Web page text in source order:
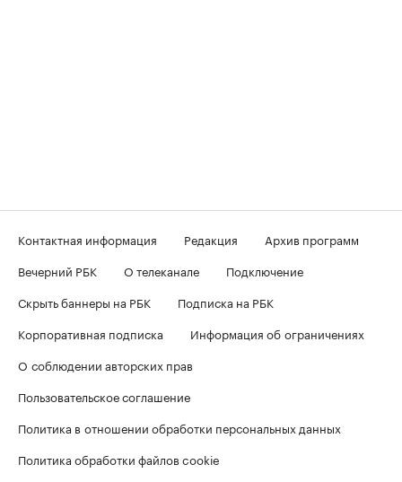
Контактная информация Редакция
Архив программ
Вечерний РБК
О телеканале
Подключение
Скрыть баннеры на РБК
Подписка на РБК
Корпоративная подписка
Информация об ограничениях
О соблюдении авторских прав
Пользовательское соглашение
Политика в отношении обработки персональных данных
Политика обработки файлов cookie